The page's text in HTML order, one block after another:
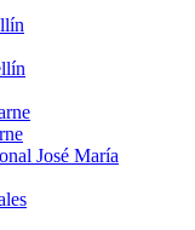
José María